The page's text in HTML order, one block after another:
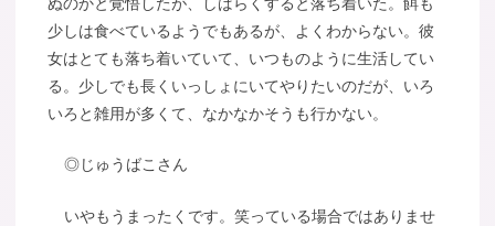
少しは食べているようでもあるが、よくわからない。彼
女はとても落ち着いていて、いつものように生活してい
る。少しでも長くいっしょにいてやりたいのだが、いろ
いろと雑用が多くて、なかなかそうも行かない。
◎じゅうばこさん
いやもうまったくです。笑っている場合ではありませ